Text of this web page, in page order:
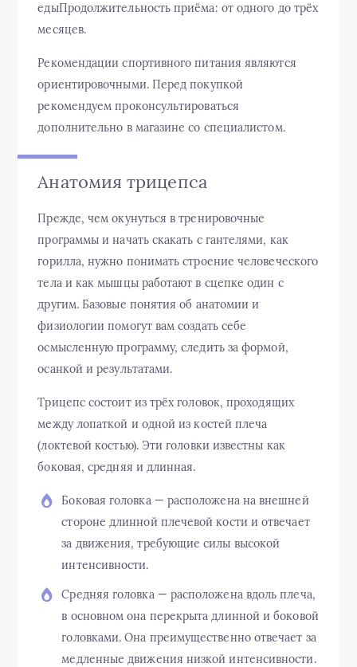
едыПродолжительность приёма: от одного до трёх
месяцев.
Рекомендации спортивного питания являются
ориентировочными. Перед покупкой
рекомендуем проконсультироваться
дополнительно в магазине со специалистом.
Анатомия трицепса
Прежде, чем окунуться в тренировочные
программы и начать скакать с гантелями, как
горилла, нужно понимать строение человеческого
тела и как мышцы работают в сцепке один с
другим. Базовые понятия об анатомии и
физиологии помогут вам создать себе
осмысленную программу, следить за формой,
осанкой и результатами.
Трицепс состоит из трёх головок, проходящих
между лопаткой и одной из костей плеча
(локтевой костью). Эти головки известны как
боковая, средняя и длинная.
Боковая головка — расположена на внешней
стороне длинной плечевой кости и отвечает
за движения, требующие силы высокой
интенсивности.
Средняя головка — расположена вдоль плеча,
в основном она перекрыта длинной и боковой
головками. Она преимущественно отвечает за
медленные движения низкой интенсивности.